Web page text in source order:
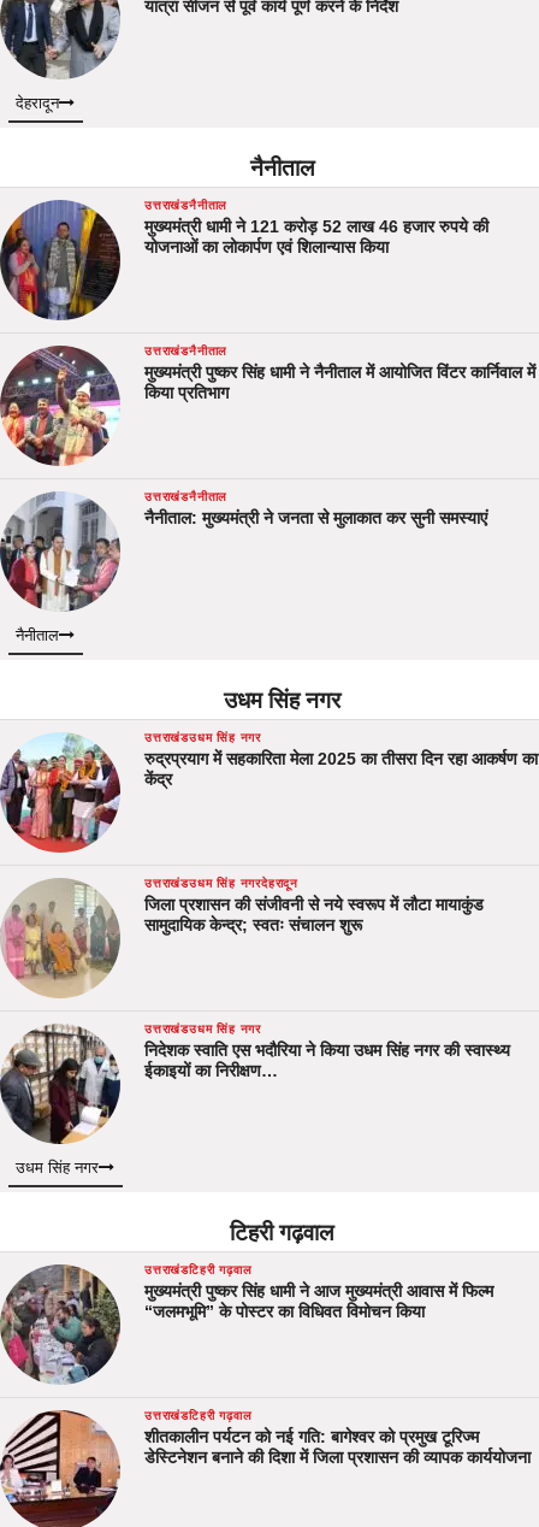
यात्रा सीजन से पूर्व कार्य पूर्ण करने के निर्देश
देहरादून
नैनीताल
उत्तराखंडनैनीताल
मुख्यमंत्री धामी ने 121 करोड़ 52 लाख 46 हजार रुपये की
योजनाओं का लोकार्पण एवं शिलान्यास किया
उत्तराखंडनैनीताल
मुख्यमंत्री पुष्कर सिंह धामी ने नैनीताल में आयोजित विंटर कार्निवाल में
किया प्रतिभाग
उत्तराखंडनैनीताल
नैनीताल: मुख्यमंत्री ने जनता से मुलाकात कर सुनी समस्याएं
नैनीताल
उधम सिंह नगर
उत्तराखंडउधम सिंह नगर
रुद्रप्रयाग में सहकारिता मेला 2025 का तीसरा दिन रहा आकर्षण का
केंद्र
उत्तराखंडउधम सिंह नगरदेहरादून
जिला प्रशासन की संजीवनी से नये स्वरूप में लौटा मायाकुंड
सामुदायिक केन्द्र; स्वतः संचालन शुरू
उत्तराखंडउधम सिंह नगर
निदेशक स्वाति एस भदौरिया ने किया उधम सिंह नगर की स्वास्थ्य
ईकाइयों का निरीक्षण…
उधम सिंह नगर
टिहरी गढ़वाल
उत्तराखंडटिहरी गढ़वाल
मुख्यमंत्री पुष्कर सिंह धामी ने आज मुख्यमंत्री आवास में फिल्म
“जलमभूमि” के पोस्टर का विधिवत विमोचन किया
उत्तराखंडटिहरी गढ़वाल
शीतकालीन पर्यटन को नई गति: बागेश्वर को प्रमुख टूरिज्म
डेस्टिनेशन बनाने की दिशा में जिला प्रशासन की व्यापक कार्ययोजना